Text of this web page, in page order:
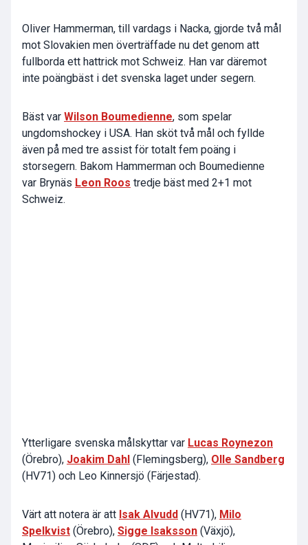
Oliver Hammerman, till vardags i Nacka, gjorde två mål
mot Slovakien men överträffade nu det genom att
fullborda ett hattrick mot Schweiz. Han var däremot
inte poängbäst i det svenska laget under segern.
Bäst var Wilson Boumedienne, som spelar
ungdomshockey i USA. Han sköt två mål och fyllde
även på med tre assist för totalt fem poäng i
storsegern. Bakom Hammerman och Boumedienne
var Brynäs Leon Roos tredje bäst med 2+1 mot
Schweiz.
Ytterligare svenska målskyttar var Lucas Roynezon
(Örebro), Joakim Dahl (Flemingsberg), Olle Sandberg
(HV71) och Leo Kinnersjö (Färjestad).
Värt att notera är att Isak Alvudd (HV71), Milo
Spelkvist (Örebro), Sigge Isaksson (Växjö),